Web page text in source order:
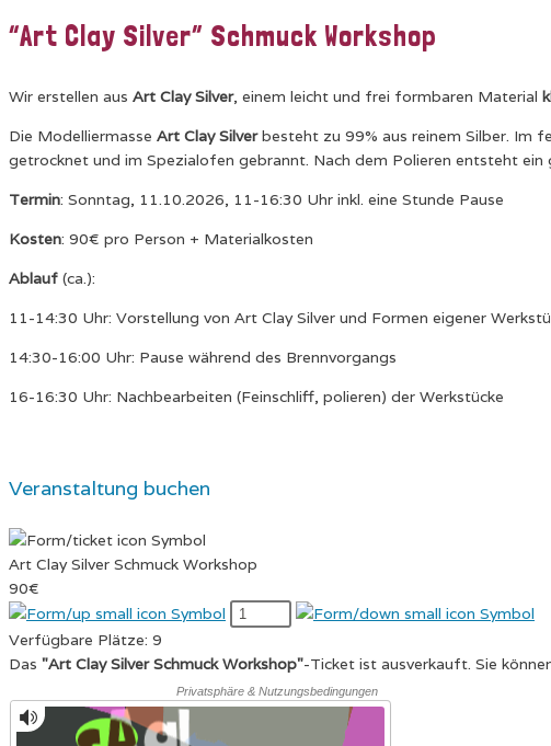
“Art Clay Silver” Schmuck Workshop
Wir erstellen aus Art Clay Silver, einem leicht und frei formbaren Material
Die Modelliermasse Art Clay Silverbesteht zu 99% aus reinem Silber. Im
getrocknet und im Spezialofen gebrannt. Nach dem Polieren entsteht ein
Termin: Sonntag, 11.10.2026, 11-16:30 Uhr inkl. eine Stunde Pause
Kosten: 90€ pro Person + Materialkosten
Ablauf (ca.):
11-14:30 Uhr: Vorstellung von Art Clay Silver und Formen eigener
14:30-16:00 Uhr: Pause während des Brennvorgangs
16-16:30 Uhr: Nachbearbeiten (Feinschliff, polieren) der Werkstücke
Veranstaltung buchen
Art Clay Silver Schmuck Workshop
90€
Verfügbare Plätze: 9
Das "Art Clay Silver Schmuck Workshop"-Ticket ist ausverkauft. Sie